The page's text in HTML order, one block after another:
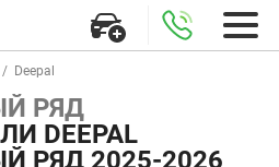
Deepal
РЯД
DEEPAL
РЯД 2025-2026